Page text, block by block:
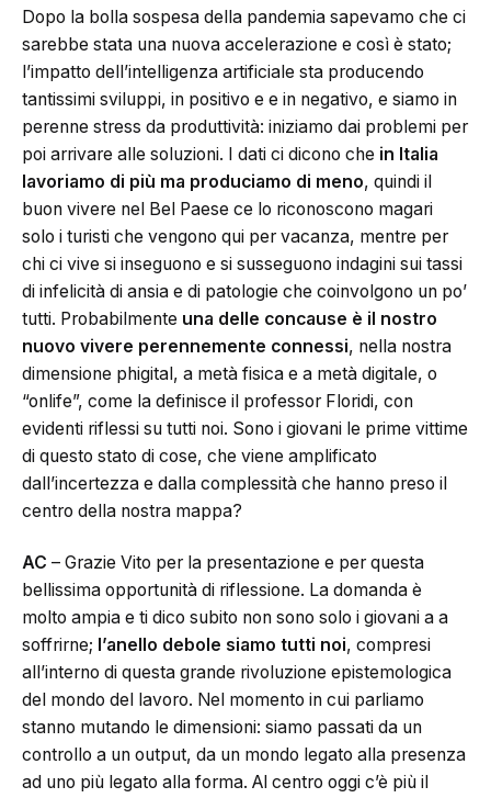
Dopo la bolla sospesa della pandemia sapevamo che ci
sarebbe stata una nuova accelerazione e così è stato;
l’impatto dell’intelligenza artificiale sta producendo
tantissimi sviluppi, in positivo e e in negativo, e siamo in
perenne stress da produttività: iniziamo dai problemi per
poi arrivare alle soluzioni. I dati ci dicono che in Italia
lavoriamo di più ma produciamo di meno, quindi il
buon vivere nel Bel Paese ce lo riconoscono magari
solo i turisti che vengono qui per vacanza, mentre per
chi ci vive si inseguono e si susseguono indagini sui tassi
di infelicità di ansia e di patologie che coinvolgono un po’
tutti. Probabilmente una delle concause è il nostro
nuovo vivere perennemente connessi, nella nostra
dimensione phigital, a metà fisica e a metà digitale, o
“onlife”, come la definisce il professor Floridi, con
evidenti riflessi su tutti noi. Sono i giovani le prime vittime
di questo stato di cose, che viene amplificato
dall’incertezza e dalla complessità che hanno preso il
centro della nostra mappa?
AC – Grazie Vito per la presentazione e per questa
bellissima opportunità di riflessione. La domanda è
molto ampia e ti dico subito non sono solo i giovani a a
soffrirne; l’anello debole siamo tutti noi, compresi
all’interno di questa grande rivoluzione epistemologica
del mondo del lavoro. Nel momento in cui parliamo
stanno mutando le dimensioni: siamo passati da un
controllo a un output, da un mondo legato alla presenza
ad uno più legato alla forma. Al centro oggi c’è più il